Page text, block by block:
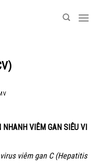
VIÊM GAN SIÊU VI
viêm gan C (Hepatitis